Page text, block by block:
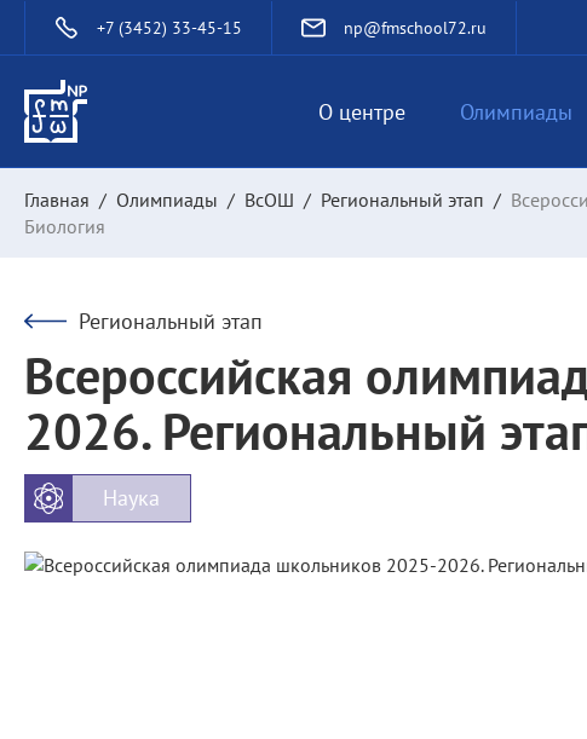
+7 (3452) 33-45-15 np@fmschool72.ru
О центре Олимпиады
Главная / Олимпиады / ВсОШ / Региональный этап /
Биология
Региональный этап
Всероссийская
2026. Региональный
Наука